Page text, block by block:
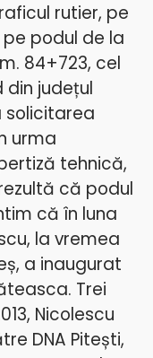
rutier, pe
podul de la
84+723, cel
din județul
solicitarea
urma
tehnică,
că podul
că în luna
la vremea
a inaugurat
Trei
Nicolescu
DNA Pitești,